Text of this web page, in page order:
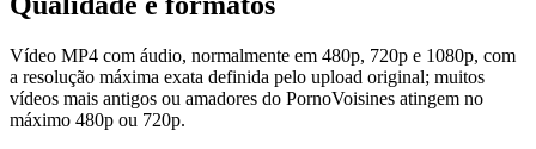
Vídeo MP4 com áudio, normalmente em 480p, 720p e 1080p, com
a resolução máxima exata definida pelo upload original; muitos
vídeos mais antigos ou amadores do PornoVoisines atingem no
máximo 480p ou 720p.